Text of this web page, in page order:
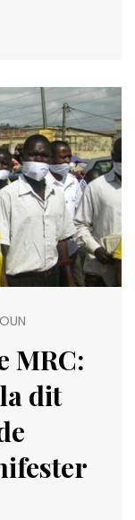
MRC:
dit